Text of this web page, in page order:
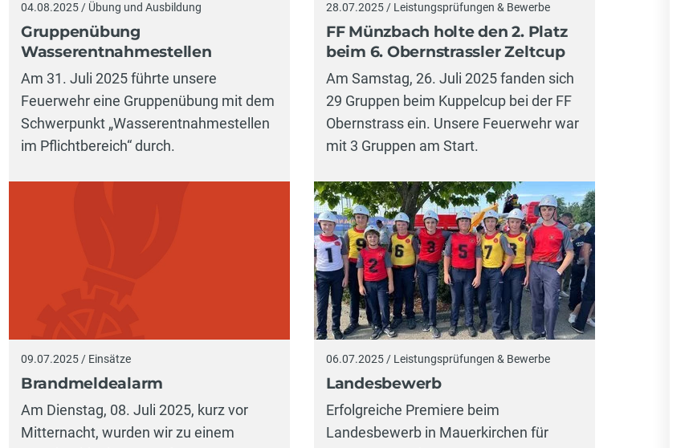
04.08.2025 / Übung und Ausbildung
Gruppenübung
Wasserentnahmestellen
Am 31. Juli 2025 führte unsere
Feuerwehr eine Gruppenübung mit dem
Schwerpunkt „Wasserentnahmestellen
im Pflichtbereich“ durch.
28.07.2025 / Leistungsprüfungen & Bewerbe
FF Münzbach holte den 2. Platz
beim 6. Obernstrassler Zeltcup
Am Samstag, 26. Juli 2025 fanden sich
29 Gruppen beim Kuppelcup bei der FF
Obernstrass ein. Unsere Feuerwehr war
mit 3 Gruppen am Start.
09.07.2025 / Einsätze
Brandmeldealarm
Am Dienstag, 08. Juli 2025, kurz vor
Mitternacht, wurden wir zu einem
06.07.2025 / Leistungsprüfungen & Bewerbe
Landesbewerb
Erfolgreiche Premiere beim
Landesbewerb in Mauerkirchen für